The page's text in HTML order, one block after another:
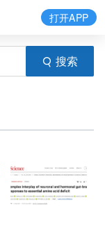
搜索
打开APP
食欲”